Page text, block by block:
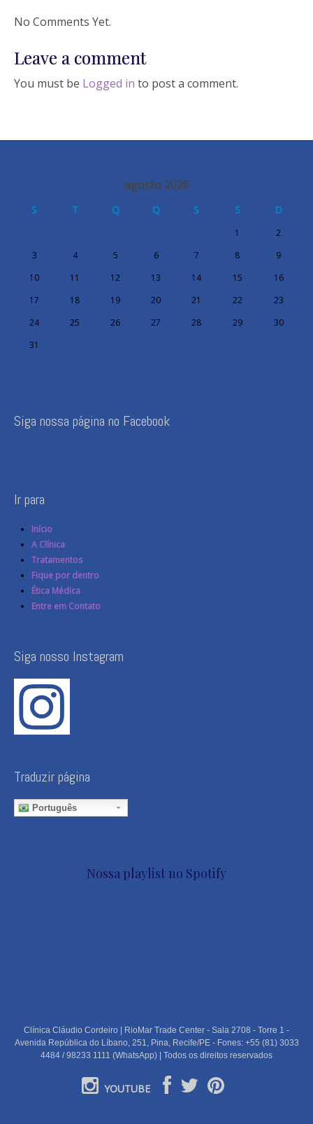
No Comments Yet.
Leave a comment
You must be Logged in to post a comment.
agosto 2026
S T Q Q S S D
1
2
3
4 5 6 7 8
9
10
11 12 13 14 15
16
17
18 19 20 21 22
23
24
25 26 27 28 29
30
31
Siga nossa página no Facebook
Ir para
Início
A Clínica
Tratamentos
Fique por dentro
Ética Médica
Entre em Contato
Siga nosso Instagram
Traduzir página
Português
Nossa playlist no Spotify
Clínica Cláudio Cordeiro | RioMar Trade Center - Sala 2708 - Torre 1 -
Avenida República do Líbano, 251, Pina, Recife/PE - Fones: +55 (81) 3033
4484 / 98233 1111 (WhatsApp) | Todos os direitos reservados
YOUTUBE